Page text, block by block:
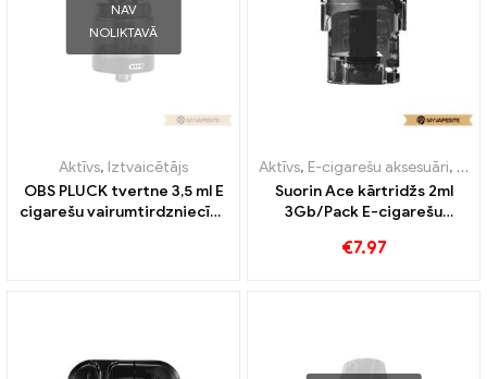
NAV
NOLIKTAVĀ
Aktīvs, Iztvaicētājs
OBS PLUCK tvertne 3,5 ml E
cigarešu vairumtirdzniecība
Aktīvs, E-cigarešu aksesuāri,
Suorin Ace kārtridžs 2ml
3Gb/Pack E-cigarešu
Pielāgots
€7.97